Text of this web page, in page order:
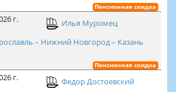
Пенсионная скидка
г.
Илья Муромец
– Нижний Новгород – Казань
Пенсионная скидка
г.
Федор Достоевский